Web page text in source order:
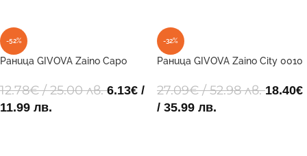
-52%
Раница GIVOVA Zaino Capo
12.78€/ 25.00 лв.6.13€ /
11.99 лв.
-32%
Раница GIVOVA Zaino City 0010
27.09€/ 52.98 лв.18.40€
/ 35.99 лв.